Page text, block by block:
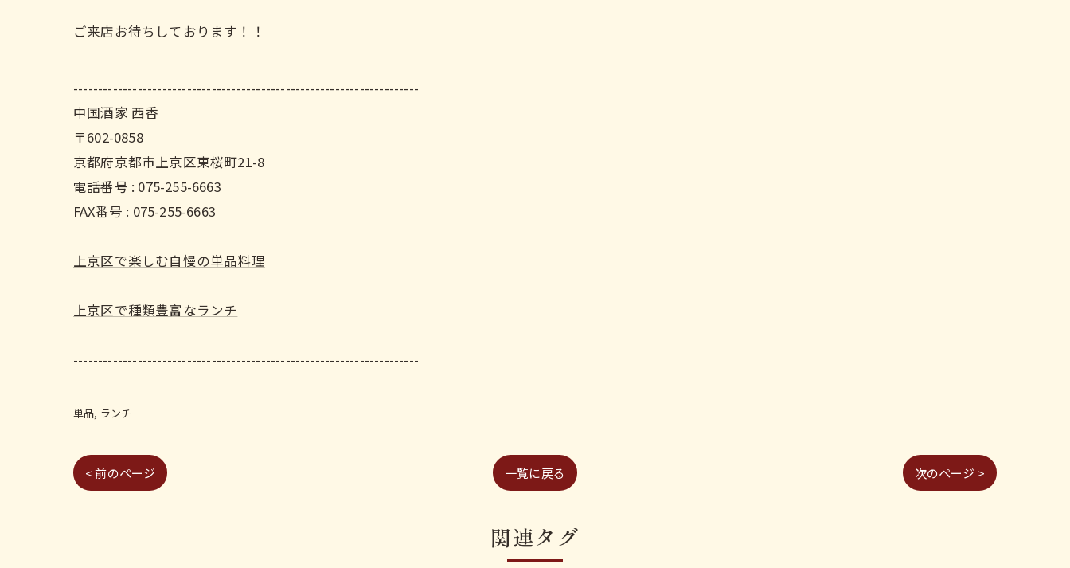
ご来店お待ちしております！！
----------------------------------------------------------------------
中国酒家 西香
〒602-0858
京都府京都市上京区東桜町21-8
電話番号 : 075-255-6663
FAX番号 : 075-255-6663
上京区で楽しむ自慢の単品料理
上京区で種類豊富なランチ
----------------------------------------------------------------------
単品 ランチ
< 前のページ 一覧に戻る 次のページ >
関連タグ